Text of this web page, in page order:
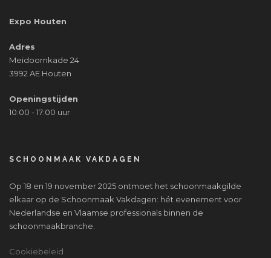
Expo Houten
Adres
Meidoornkade 24
3992 AE Houten
Openingstijden
10:00 - 17:00 uur
SCHOONMAAK VAKDAGEN
Op 18 en 19 november 2025 ontmoet het schoonmaakgilde
elkaar op de Schoonmaak Vakdagen: hét evenement voor
Nederlandse en Vlaamse professionals binnen de
schoonmaakbranche.
Cookiebeleid